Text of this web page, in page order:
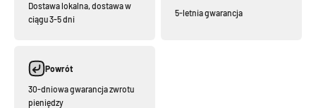
Dostawa lokalna, dostawa w
ciągu 3-5 dni
5-letnia gwarancja
Powrót
30-dniowa gwarancja zwrotu
pieniędzy